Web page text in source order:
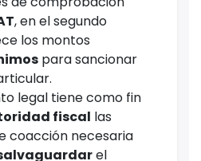
, en el segundo
los montos
para sancionar
legal tiene como fin
fiscal las
coacción necesaria
el